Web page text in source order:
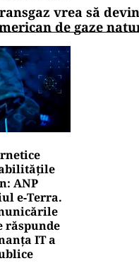
vrea să
de gaze
ANP
e‑Terra.
răspunde
IT a